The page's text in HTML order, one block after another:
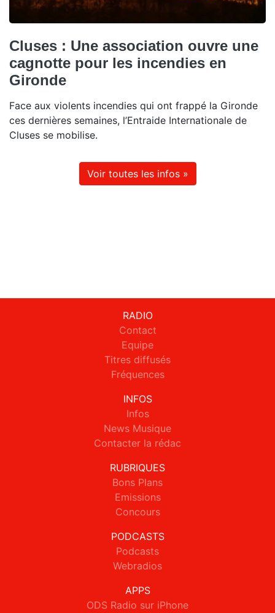
Cluses : Une association ouvre une
cagnotte pour les incendies en
Gironde
Face aux violents incendies qui ont frappé la Gironde
ces dernières semaines, l’Entraide Internationale de
Cluses se mobilise.
Voir toutes les infos »
RADIO
Contact
Equipe
Titres diffusés
Fréquences
INFOS
Infos
News Musique
Contacter la rédac
RUBRIQUES
Bons Plans
Emissions
Concours
PODCASTS
Podcasts
Webradios
APPS
ODS Radio sur iPhone